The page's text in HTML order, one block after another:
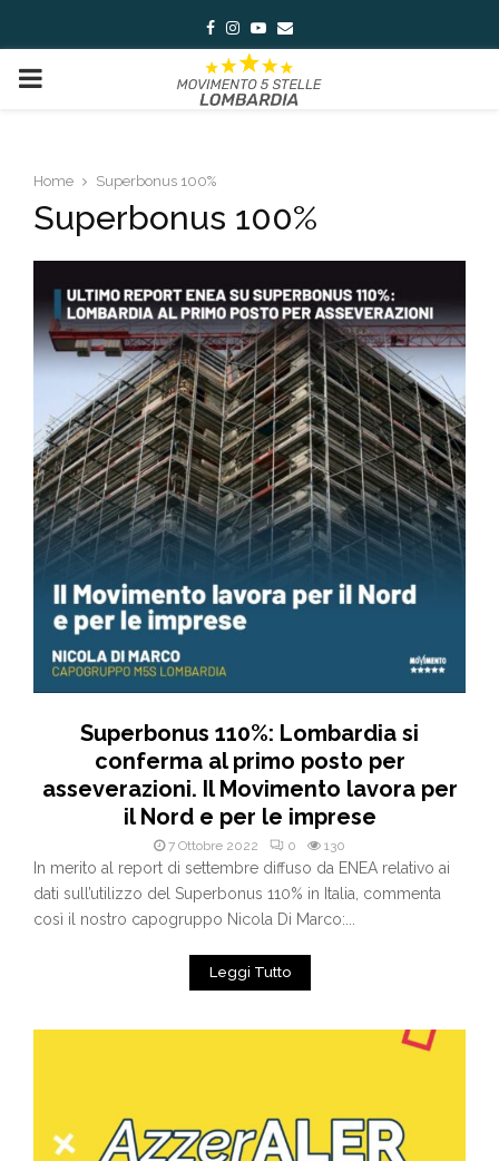
Facebook
Instagram
Youtube
Email
PRIMARY
Home Superbonus 100%
Superbonus 100%
Superbonus 110%: Lombardia si
conferma al primo posto per
asseverazioni. Il Movimento lavora per
il Nord e per le imprese
7 Ottobre 2022 0 130
In merito al report di settembre diffuso da ENEA relativo ai
dati sull’utilizzo del Superbonus 110% in Italia, commenta
così il nostro capogruppo Nicola Di Marco:...
Leggi Tutto